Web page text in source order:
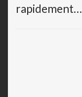
rapidement…